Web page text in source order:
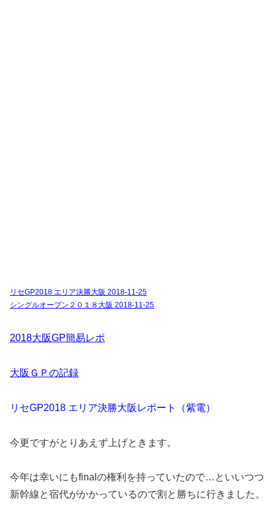
リセGP2018 エリア決勝大阪 2018-11-25
シングルオープン２０１８大阪 2018-11-25
2018大阪GP簡易レポ
大阪ＧＰの記録
リセGP2018 エリア決勝大阪レポート（紫電）
今更ですがとりあえず上げときます。
今年は幸いにもfinalの権利を持っていたので…といいつつ
新幹線と宿代がかかっているので割と勝ちに行きました。